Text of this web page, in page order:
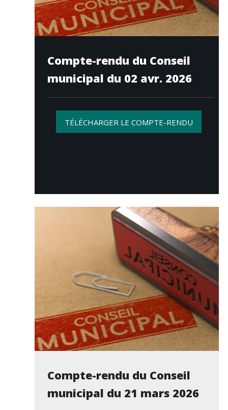
Compte-rendu du Conseil
municipal du 02 avr. 2026
TÉLÉCHARGER LE COMPTE-RENDU
Compte-rendu du Conseil
municipal du 21 mars 2026